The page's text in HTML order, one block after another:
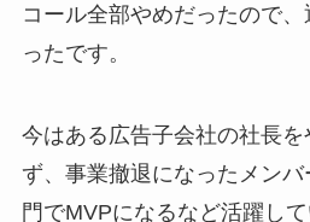
コール全部やめだったので
ったです。
今はある広告子会社の社長
ず、事業撤退になったメン
門でMVPになるなど活躍し